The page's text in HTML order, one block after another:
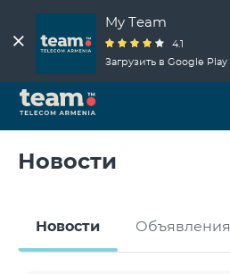
My Team
4.1
Загрузить в Google Play
Новости
Новости Объявления